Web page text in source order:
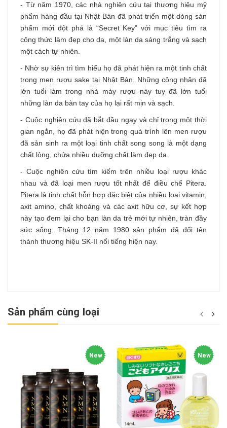
- Từ năm 1970, các nhà nghiên cứu tại thương hiệu mỹ
phẩm hàng đầu tại Nhật Bản đã phát triển một dòng sản
phẩm mới đột phá là “Secret Key” với mục tiêu tìm ra
công thức làm đẹp cho da, một làn da sáng trắng và sạch
một cách tự nhiên.
- Nhờ sự kiên trì tìm hiểu họ đã phát hiện ra một tinh chất
trong men rượu sake tại Nhật Bản. Những công nhân đã
lớn tuổi làm trong nhà máy rượu này tuy đã lớn tuổi
những làn da bàn tay của họ lại rất mịn và sạch.
- Cuộc nghiên cứu đã bắt đầu ngay và chỉ trong một thời
gian ngắn, họ đã phát hiện trong quá trình lên men rượu
đã sản sinh ra một loại tinh chất song song là một dạng
chất lỏng, chứa nhiều dưỡng chất làm đẹp da.
- Cuộc nghiên cứu tìm kiếm trên nhiều loại rượu khác
nhau và đã loại men rượu tốt nhất để điều chế Pitera.
Pitera là tinh chất hỗn hợp đặc biệt của nhiều loại vitamin,
axit amino, chất khoáng và các axit hữu cơ, sự kết hợp
này tạo đem lại cho bạn làn da trẻ mới tự nhiên, tràn đầy
sức sống. Tháng 12 năm 1980 sản phẩm đã đổi tên
thành thương hiệu SK-II nổi tiếng hiện nay.
Sản phẩm cùng loại
New New